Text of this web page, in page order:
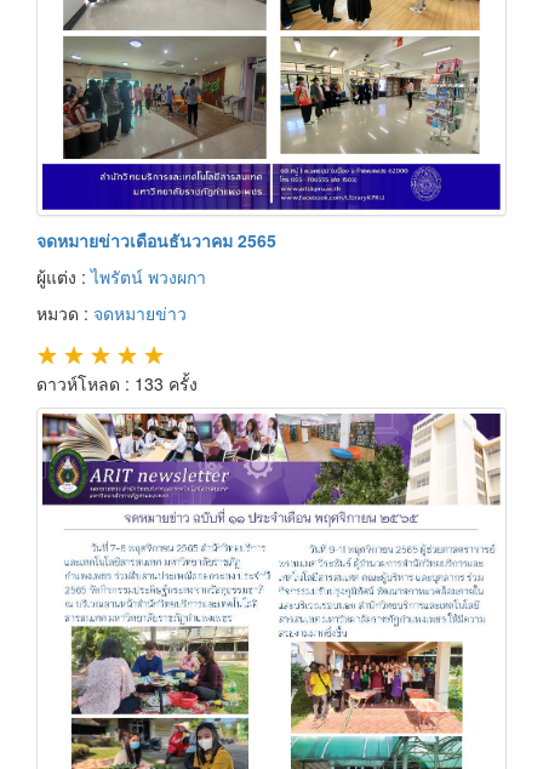
จดหมายข่าวเดือนธันวาคม 2565
ผู้แต่ง :ไพรัตน์ พวงผกา
หมวด : จดหมายข่าว
★ ★ ★ ★ ★
ดาวห์โหลด : 133 ครั้ง